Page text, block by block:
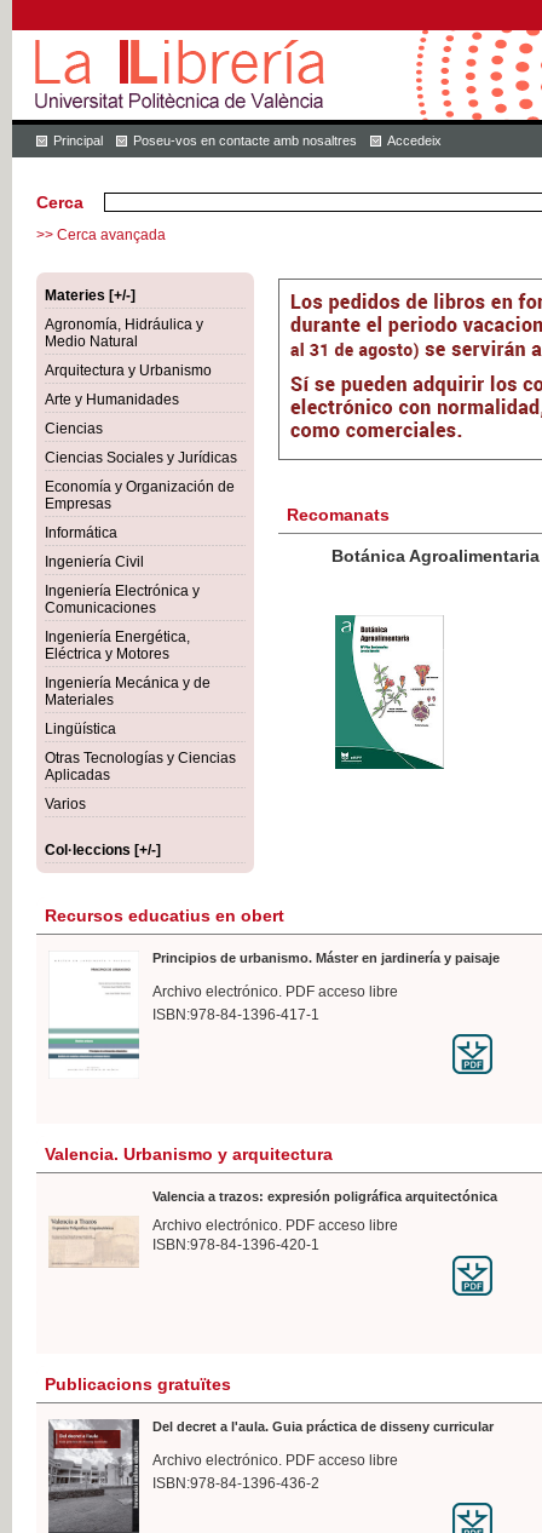
Principal Poseu-vos en contacte amb nosaltres Accedeix
Cerca
>> Cerca avançada
Materies [+/-]
Agronomía, Hidráulica y
Medio Natural
Arquitectura y Urbanismo
Arte y Humanidades
Ciencias
Ciencias Sociales y Jurídicas
Economía y Organización de
Empresas
Informática
Ingeniería Civil
Ingeniería Electrónica y
Comunicaciones
Ingeniería Energética,
Eléctrica y Motores
Ingeniería Mecánica y de
Materiales
Lingüística
Otras Tecnologías y Ciencias
Aplicadas
Varios
Col·leccions [+/-]
Recomanats
Botánica Agroalimentaria
Recursos educatius en obert
Principios de urbanismo. Máster en jardinería y paisaje
Archivo electrónico. PDF acceso libre
ISBN:978-84-1396-417-1
Valencia. Urbanismo y arquitectura
Valencia a trazos: expresión poligráfica arquitectónica
Archivo electrónico. PDF acceso libre
ISBN:978-84-1396-420-1
Publicacions gratuïtes
Del decret a l'aula. Guia práctica de disseny curricular
Archivo electrónico. PDF acceso libre
ISBN:978-84-1396-436-2